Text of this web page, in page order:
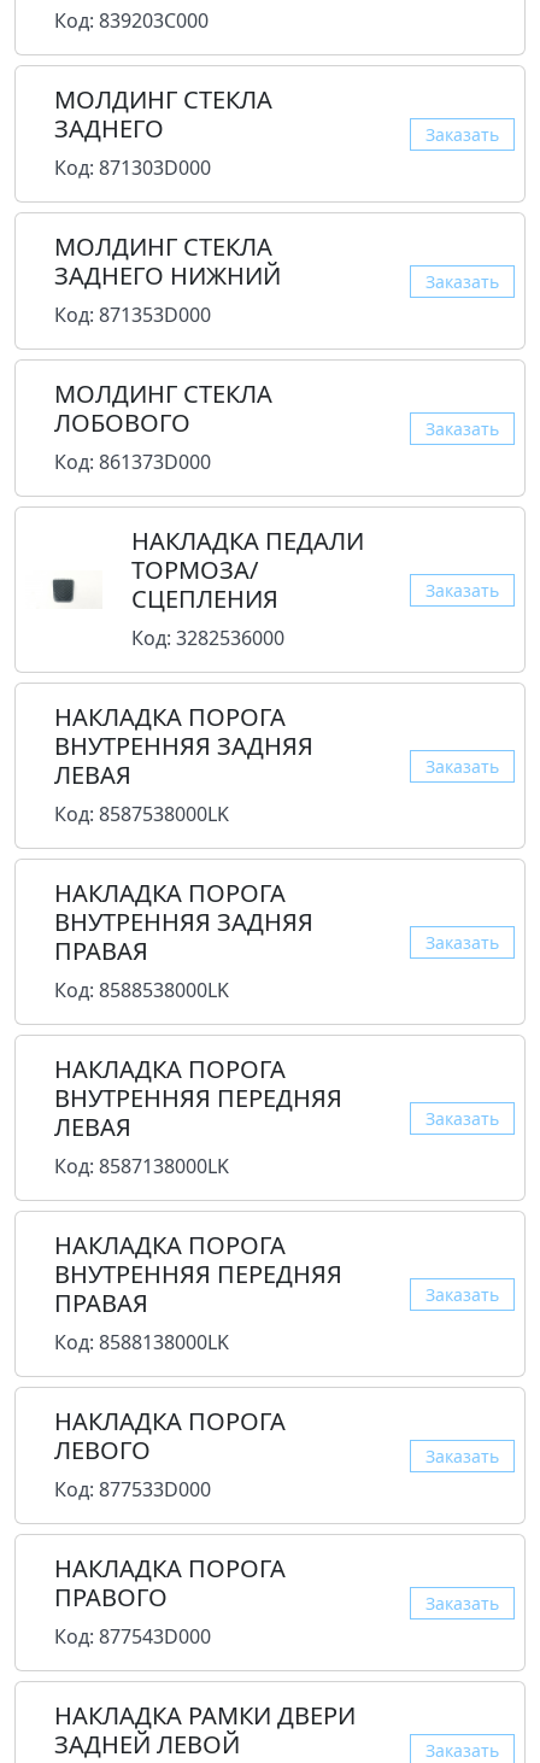
Код: 839203C000
МОЛДИНГ СТЕКЛА
ЗАДНЕГО
Код: 871303D000
Заказать
МОЛДИНГ СТЕКЛА
ЗАДНЕГО НИЖНИЙ
Код: 871353D000
Заказать
МОЛДИНГ СТЕКЛА
ЛОБОВОГО
Код: 861373D000
Заказать
НАКЛАДКА ПЕДАЛИ
ТОРМОЗА/
СЦЕПЛЕНИЯ
Код: 3282536000
Заказать
НАКЛАДКА ПОРОГА
ВНУТРЕННЯЯ ЗАДНЯЯ
ЛЕВАЯ
Код: 8587538000LK
Заказать
НАКЛАДКА ПОРОГА
ВНУТРЕННЯЯ ЗАДНЯЯ
ПРАВАЯ
Код: 8588538000LK
Заказать
НАКЛАДКА ПОРОГА
ВНУТРЕННЯЯ ПЕРЕДНЯЯ
ЛЕВАЯ
Код: 8587138000LK
Заказать
НАКЛАДКА ПОРОГА
ВНУТРЕННЯЯ ПЕРЕДНЯЯ
ПРАВАЯ
Код: 8588138000LK
Заказать
НАКЛАДКА ПОРОГА
ЛЕВОГО
Код: 877533D000
Заказать
НАКЛАДКА ПОРОГА
ПРАВОГО
Код: 877543D000
Заказать
НАКЛАДКА РАМКИ ДВЕРИ
ЗАДНЕЙ ЛЕВОЙ
Заказать